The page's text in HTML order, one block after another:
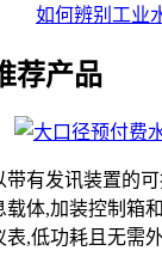
如何辨别工业
荐产品
带有发讯装置的
载体,加装控制箱
表,低功耗且无需